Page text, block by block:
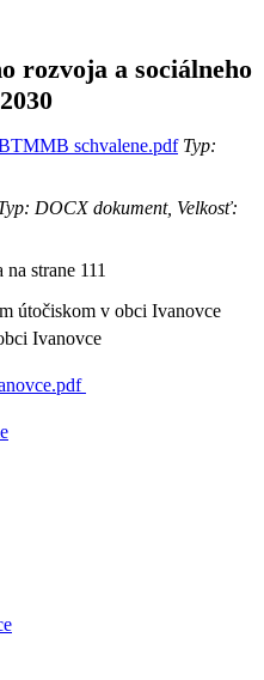
rozvoja a sociálneho
schvalene.pdfTyp:
DOCX dokument, Velkosť:
strane 111
útočiskom v obci Ivanovce